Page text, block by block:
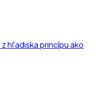
hľadiska princípu ako